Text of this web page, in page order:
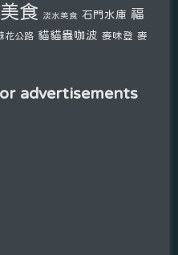
食 淡水美食 石門水庫 福
花公路 貓貓蟲咖波 麥味登 麥
advertisements